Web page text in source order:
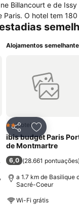
Billancourt e de Issy
Paris. O hotel tem
de diferentes
cofre, minibar,
24 horas por
cofre, serviço de
públicas, equipa
e estacionamento.
favoritos
)
Alojamentos
PartilharAdicionar
2 Estrelas
Hotel
ibis budget Paris
de Montmartre
6,0 (28.661 pontuações)
a 1.7 km de Basilique
Sacré-Coeur
Wi-Fi grátis